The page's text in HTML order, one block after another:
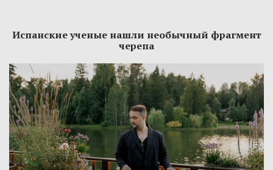
Испанские ученые нашли необычный фрагмент
черепа